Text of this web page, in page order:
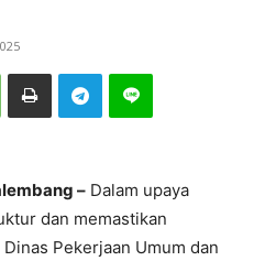
– Dalam upaya
dan memastikan
Pekerjaan Umum dan